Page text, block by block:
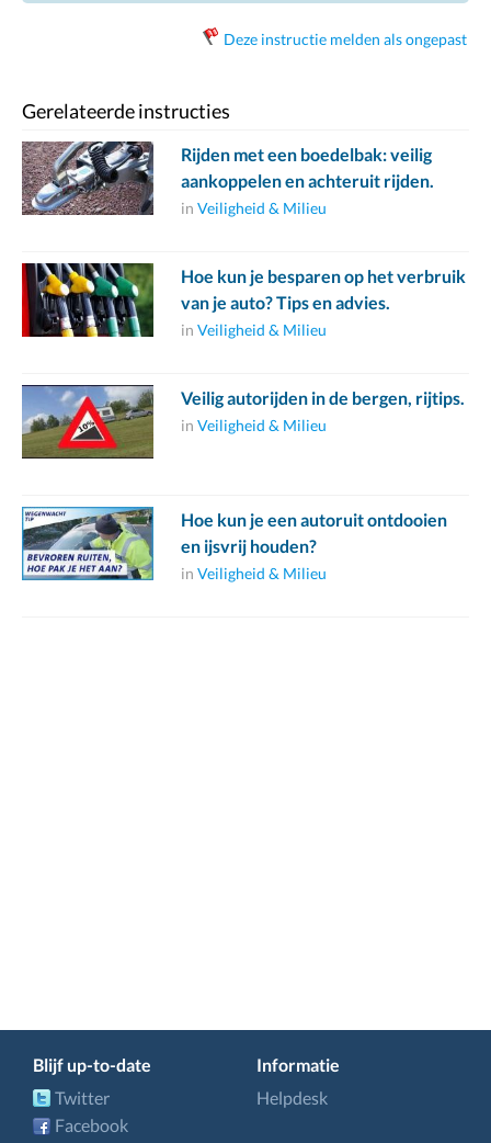
Deze instructie melden als ongepast
Gerelateerde instructies
Rijden met een boedelbak: veilig
aankoppelen en achteruit rijden.
in Veiligheid & Milieu
Hoe kun je besparen op het verbruik
van je auto? Tips en advies.
in Veiligheid & Milieu
Veilig autorijden in de bergen, rijtips.
in Veiligheid & Milieu
Hoe kun je een autoruit ontdooien
en ijsvrij houden?
in Veiligheid & Milieu
Blijf up-to-date
Twitter
Facebook
Informatie
Helpdesk